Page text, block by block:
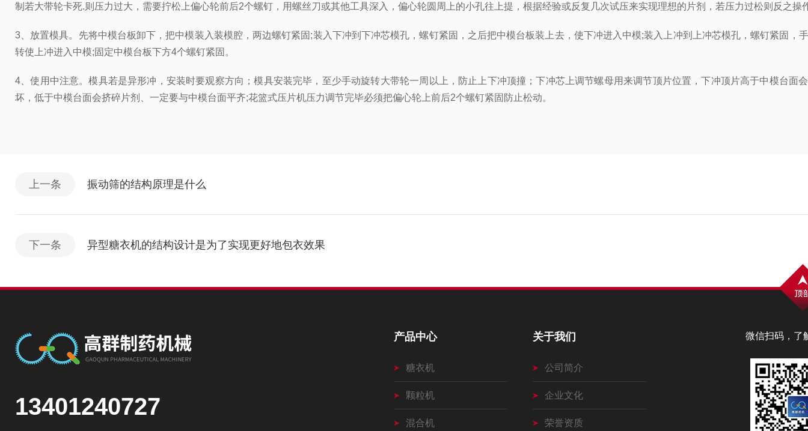
制若大带轮卡死.则压力过大，需要拧松上偏心轮前后2个螺钉，用螺丝刀或其他工具深入，偏心轮圆周上的小孔往上提，根据经验或反复几次试压来实现理想的片剂，若压力过松则反之
3、放置模具。先将中模台板卸下，把中模装入装模腔，两边螺钉紧固;装入下冲到下冲芯模孔，螺钉紧固，之后把中模台板装上去，使下冲进入中模;装入上冲到上冲芯模孔，螺钉紧固，
转使上冲进入中模;固定中模台板下方4个螺钉紧固。
4、使用中注意。模具若是异形冲，安装时要观察方向；模具安装完毕，至少手动旋转大带轮一周以上，防止上下冲顶撞；下冲芯上调节螺母用来调节顶片位置，下冲顶片高于中模台面
坏，低于中模台面会挤碎片剂、一定要与中模台面平齐;花篮式压片机压力调节完毕必须把偏心轮上前后2个螺钉紧固防止松动。
上一条 振动筛的结构原理是什么
下一条 异型糖衣机的结构设计是为了实现更好地包衣效果
微信扫码，了
13401240727
产品中心
糖衣机
颗粒机
混合机
关于我们
公司简介
企业文化
荣誉资质